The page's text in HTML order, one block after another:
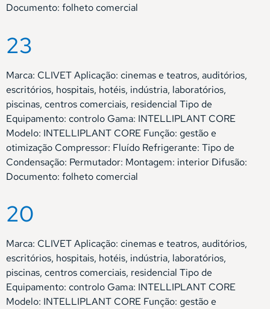
Documento: folheto comercial
23
Marca: CLIVET Aplicação: cinemas e teatros, auditórios,
escritórios, hospitais, hotéis, indústria, laboratórios,
piscinas, centros comerciais, residencial Tipo de
Equipamento: controlo Gama: INTELLIPLANT CORE
Modelo: INTELLIPLANT CORE Função: gestão e
otimização Compressor: Fluído Refrigerante: Tipo de
Condensação: Permutador: Montagem: interior Difusão:
Documento: folheto comercial
20
Marca: CLIVET Aplicação: cinemas e teatros, auditórios,
escritórios, hospitais, hotéis, indústria, laboratórios,
piscinas, centros comerciais, residencial Tipo de
Equipamento: controlo Gama: INTELLIPLANT CORE
Modelo: INTELLIPLANT CORE Função: gestão e